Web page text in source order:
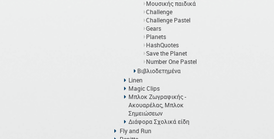
Μουσικής παιδικά
Challenge
Challenge Pastel
Gears
Planets
HashQuotes
Save the Planet
Number One Pastel
Βιβλιοδετημένα
Linen
Magic Clips
Μπλοκ Ζωγραφικής -
Ακουαρέλας, Μπλοκ
Σημειώσεων
Διάφορα Σχολικά είδη
Fly and Run